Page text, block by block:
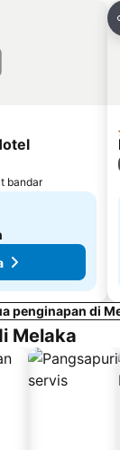
bandar
penginapan di
Melaka